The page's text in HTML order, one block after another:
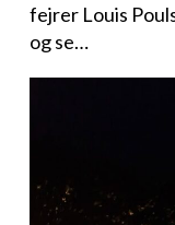
fejrer Louis
og se…